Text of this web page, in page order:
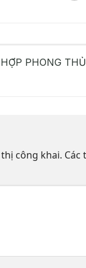
PHONG
công khai. Các